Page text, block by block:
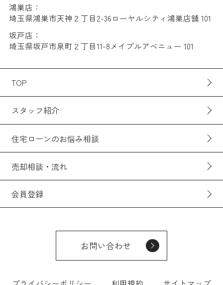
鴻巣店：
埼玉県鴻巣市天神２丁目2-36ローヤルシティ鴻巣店舗 101
坂戸店：
埼玉県坂戸市泉町２丁目11-8メイプルアベニュー 101
TOP
スタッフ紹介
住宅ローンのお悩み相談
売却相談・流れ
会員登録
お問い合わせ